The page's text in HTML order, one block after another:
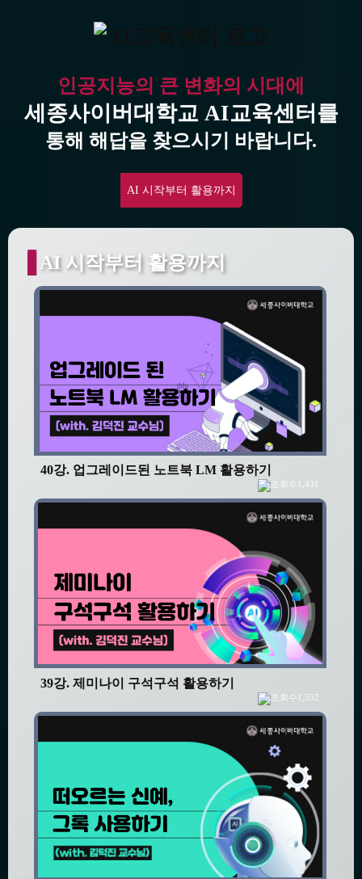
인공지능의 큰 변화의 시대에
세종사이버대학교 AI교육센터를
통해 해답을 찾으시기 바랍니다.
AI 시작부터 활용까지
AI 시작부터 활용까지
40강. 업그레이드된 노트북 LM 활용하기
1,431
39강. 제미나이 구석구석 활용하기
1,352